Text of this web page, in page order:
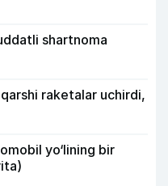
shartnoma
raketalar uchirdi,
yo‘lining bir